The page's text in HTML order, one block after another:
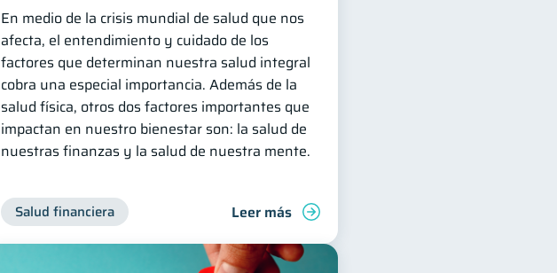
En medio de la crisis mundial de salud que nos
afecta, el entendimiento y cuidado de los
factores que determinan nuestra salud integral
cobra una especial importancia. Además de la
salud física, otros dos factores importantes que
impactan en nuestro bienestar son: la salud de
nuestras finanzas y la salud de nuestra mente.
Salud financiera Leer más